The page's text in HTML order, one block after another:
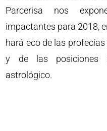
Parcerisa nos
impactantes para 2018,
hará eco de las
y de las posiciones
astrológico.